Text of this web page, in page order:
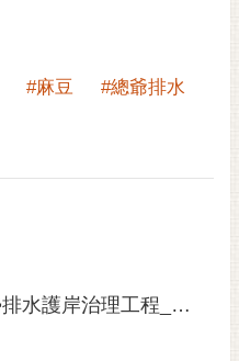
#麻豆
#總爺排水
麻豆區總爺排水及東北勢排水護岸治理工程_綜合評估分析報告